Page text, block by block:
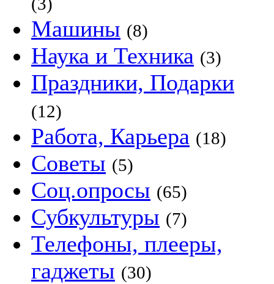
Машины (8)
Наука и Техника (3)
Праздники, Подарки
(12)
Работа, Карьера (18)
Советы (5)
Соц.опросы (65)
Субкультуры (7)
Телефоны, плееры,
гаджеты (30)